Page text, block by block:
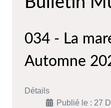
034 - La
Automne
Détails
Publié le : 27